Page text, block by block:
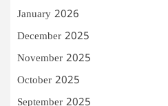
January 2026
December 2025
November 2025
October 2025
September 2025